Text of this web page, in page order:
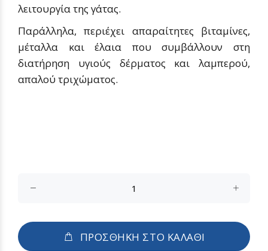
λειτουργία της γάτας.
Παράλληλα, περιέχει απαραίτητες βιταμίνες,
μέταλλα και έλαια που συμβάλλουν στη
διατήρηση υγιούς δέρματος και λαμπερού,
απαλού τριχώματος.
ΠΡΟΣΘΗΚΗ ΣΤΟ ΚΑΛΑΘΙ